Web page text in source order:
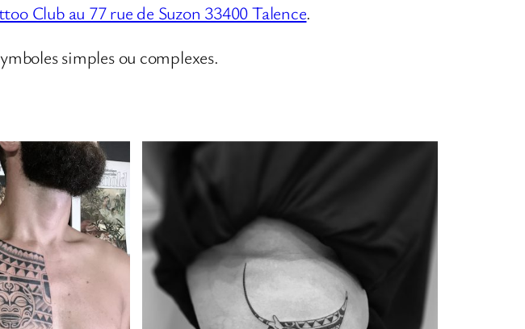
Club au 77 rue de Suzon 33400 Talence.
simples ou complexes.